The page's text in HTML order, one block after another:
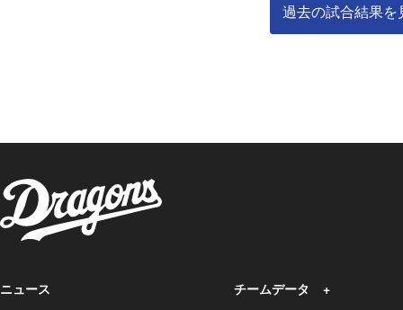
過去の試合結果
ニュース
チームデータ